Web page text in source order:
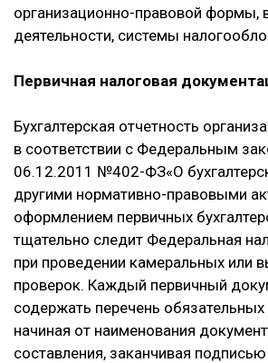
организационно-правовой формы,
деятельности, системы
Первичная налоговая
Бухгалтерская отчетность
в соответствии с Федеральным
06.12.2011 №402-ФЗ«О
другими нормативно-правовыми
оформлением первичных
тщательно следит Федеральная
при проведении камеральных или
проверок. Каждый первичный
содержать перечень обязательных
начиная от наименования
составления, заканчивая